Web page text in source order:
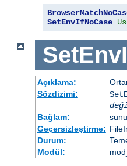
SetEnvIfNoCase
Açıklama:
Sözdizimi:
Bağlam:
Geçersizleştirme:
Durum:
Modül: